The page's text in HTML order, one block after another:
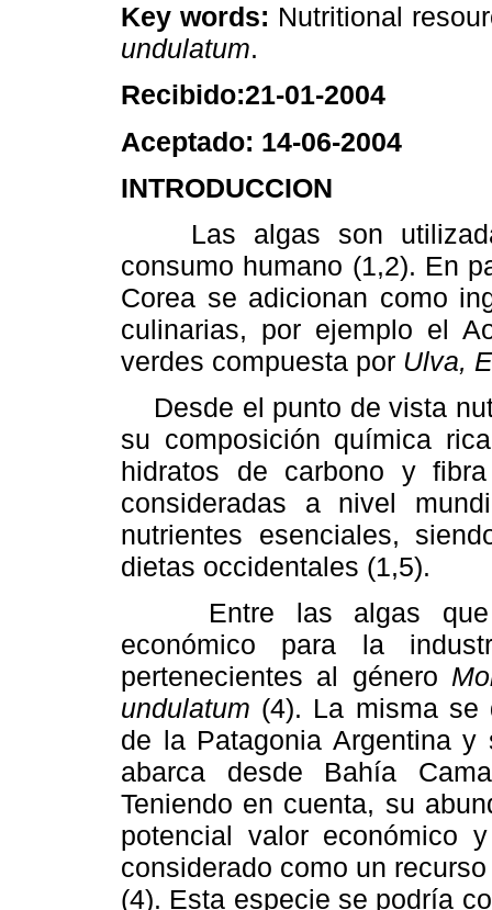
Key words: Nutritional
undulatum.
Recibido:21-01-2004
Aceptado: 14-06-2004
INTRODUCCION
Las algas son
consumo humano (1,2). En
Corea se adicionan como
culinarias, por ejemplo el
verdes compuesta por Ulva,
Desde el punto de vista
su composición química
hidratos de carbono y
consideradas a nivel
nutrientes esenciales,
dietas occidentales (1,5).
Entre las algas que
económico para la
pertenecientes al género
undulatum (4). La misma se
de la Patagonia Argentina
abarca desde Bahía
Teniendo en cuenta, su
potencial valor económico
considerado como un
(4). Esta especie se podría